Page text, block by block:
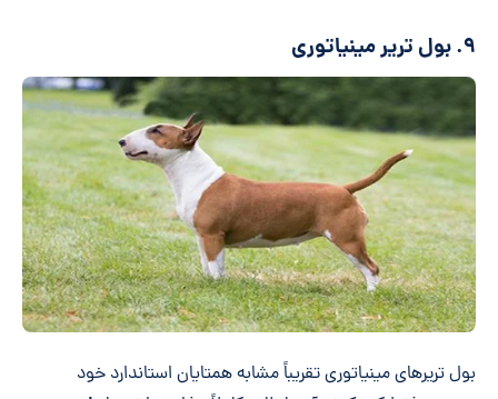
۹. بول تریر مینیاتوری
بول تریرهای مینیاتوری تقریباً مشابه همتایان استاندارد خود